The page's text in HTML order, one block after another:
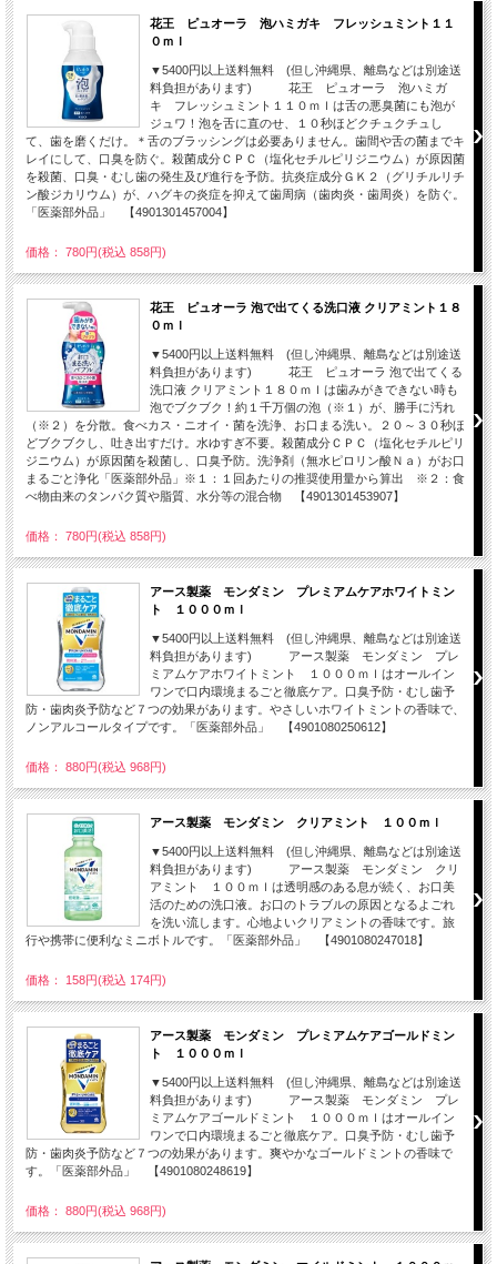
花王 ピュオーラ 泡ハミガキ フレッシュミント１１
０ｍｌ
▼5400円以上送料無料 (但し沖縄県、離島などは別途送
料負担があります) 花王 ピュオーラ 泡ハミガ
キ フレッシュミント１１０ｍｌは舌の悪臭菌にも泡が
ジュワ！泡を舌に直のせ、１０秒ほどクチュクチュし
て、歯を磨くだけ。＊舌のブラッシングは必要ありません。歯間や舌の菌までキ
レイにして、口臭を防ぐ。殺菌成分ＣＰＣ（塩化セチルピリジニウム）が原因菌
を殺菌、口臭・むし歯の発生及び進行を予防。抗炎症成分ＧＫ２（グリチルリチ
ン酸ジカリウム）が、ハグキの炎症を抑えて歯周病（歯肉炎・歯周炎）を防ぐ。
「医薬部外品」 【4901301457004】
価格： 780円(税込 858円)
花王 ピュオーラ 泡で出てくる洗口液 クリアミント１８
０ｍｌ
▼5400円以上送料無料 (但し沖縄県、離島などは別途送
料負担があります) 花王 ピュオーラ 泡で出てくる
洗口液 クリアミント１８０ｍｌは歯みがきできない時も
泡でブクブク！約１千万個の泡（※１）が、勝手に汚れ
（※２）を分散。食べカス・ニオイ・菌を洗浄、お口まる洗い。２０～３０秒ほ
どブクブクし、吐き出すだけ。水ゆすぎ不要。殺菌成分ＣＰＣ（塩化セチルピリ
ジニウム）が原因菌を殺菌し、口臭予防。洗浄剤（無水ピロリン酸Ｎａ）がお口
まるごと浄化「医薬部外品」※１：１回あたりの推奨使用量から算出 ※２：食
べ物由来のタンパク質や脂質、水分等の混合物 【4901301453907】
価格： 780円(税込 858円)
アース製薬 モンダミン プレミアムケアホワイトミン
ト １０００ｍｌ
▼5400円以上送料無料 (但し沖縄県、離島などは別途送
料負担があります) アース製薬 モンダミン プレ
ミアムケアホワイトミント １０００ｍｌはオールイン
ワンで口内環境まるごと徹底ケア。口臭予防・むし歯予
防・歯肉炎予防など７つの効果があります。やさしいホワイトミントの香味で、
ノンアルコールタイプです。「医薬部外品」 【4901080250612】
価格： 880円(税込 968円)
アース製薬 モンダミン クリアミント １００ｍｌ
▼5400円以上送料無料 (但し沖縄県、離島などは別途送
料負担があります) アース製薬 モンダミン クリ
アミント １００ｍｌは透明感のある息が続く、お口美
活のための洗口液。お口のトラブルの原因となるよごれ
を洗い流します。心地よいクリアミントの香味です。旅
行や携帯に便利なミニボトルです。「医薬部外品」 【4901080247018】
価格： 158円(税込 174円)
アース製薬 モンダミン プレミアムケアゴールドミン
ト １０００ｍｌ
▼5400円以上送料無料 (但し沖縄県、離島などは別途送
料負担があります) アース製薬 モンダミン プレ
ミアムケアゴールドミント １０００ｍｌはオールイン
ワンで口内環境まるごと徹底ケア。口臭予防・むし歯予
防・歯肉炎予防など７つの効果があります。爽やかなゴールドミントの香味で
す。「医薬部外品」 【4901080248619】
価格： 880円(税込 968円)